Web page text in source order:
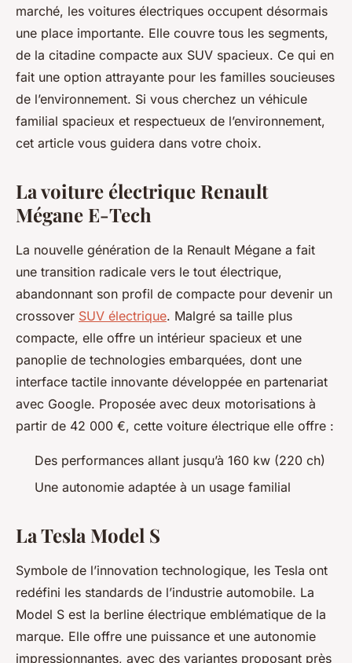
marché, les voitures électriques occupent désormais
une place importante. Elle couvre tous les segments,
de la citadine compacte aux SUV spacieux. Ce qui en
fait une option attrayante pour les familles soucieuses
de l’environnement. Si vous cherchez un véhicule
familial spacieux et respectueux de l’environnement,
cet article vous guidera dans votre choix.
La voiture électrique Renault
Mégane E-Tech
La nouvelle génération de la Renault Mégane a fait
une transition radicale vers le tout électrique,
abandonnant son profil de compacte pour devenir un
crossover SUV électrique. Malgré sa taille plus
compacte, elle offre un intérieur spacieux et une
panoplie de technologies embarquées, dont une
interface tactile innovante développée en partenariat
avec Google. Proposée avec deux motorisations à
partir de 42 000 €, cette voiture électrique elle offre :
Des performances allant jusqu’à 160 kw (220 ch)
Une autonomie adaptée à un usage familial
La Tesla Model S
Symbole de l’innovation technologique, les Tesla ont
redéfini les standards de l’industrie automobile. La
Model S est la berline électrique emblématique de la
marque. Elle offre une puissance et une autonomie
impressionnantes, avec des variantes proposant près